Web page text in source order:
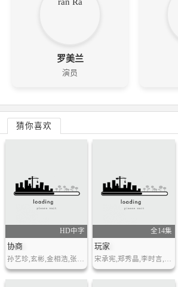
罗美兰
演员
猜你喜欢
HD中字
协商
全14集
玩家